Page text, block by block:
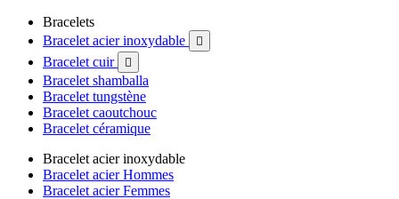
Bracelets
Bracelet acier inoxydable

Bracelet cuir 
Bracelet shamballa
Bracelet tungstène
Bracelet caoutchouc
Bracelet céramique
Bracelet acier inoxydable
Bracelet acier Hommes
Bracelet acier Femmes